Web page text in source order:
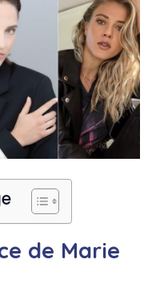
de Marie